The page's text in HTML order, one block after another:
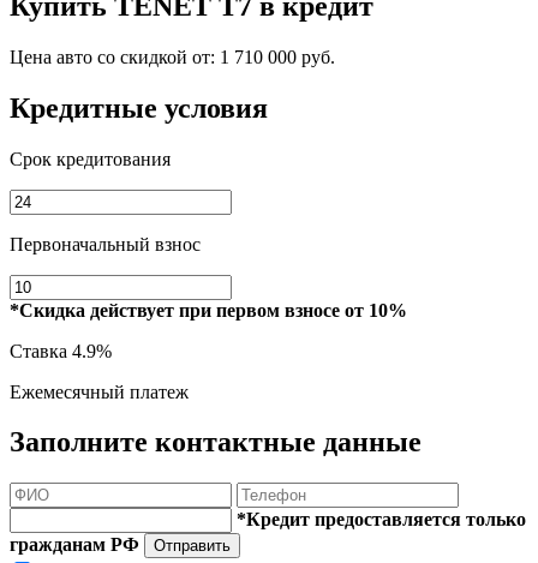
Цена авто со скидкой от: 1 710 000 руб.
Кредитные условия
Срок кредитования
Первоначальный взнос
*Скидка действует при первом взносе от 10%
Ставка 4.9%
Ежемесячный платеж
Заполните контактные данные
*Кредит предоставляется только
гражданам РФ
Отправить